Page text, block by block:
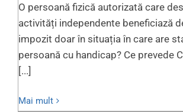
O persoană fizică autorizată care
activități independente beneficiază
impozit doar în situația în care are
persoană cu handicap? Ce prevede
[...]
Mai mult